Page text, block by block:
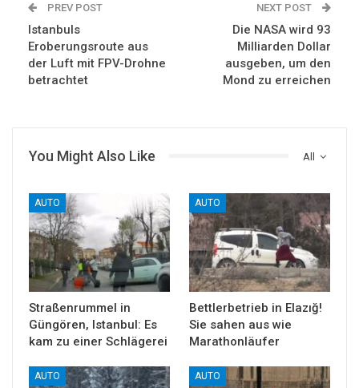
PREV POST
Istanbuls
Eroberungsroute aus
der Luft mit FPV-Drohne
betrachtet
NEXT POST
Die NASA wird 93
Milliarden Dollar
ausgeben, um den
Mond zu erreichen
All
You Might Also Like
AUTO
Straßenrummel in
Güngören, Istanbul: Es
kam zu einer Schlägerei
AUTO
Bettlerbetrieb in Elazığ!
Sie sahen aus wie
Marathonläufer
AUTO AUTO